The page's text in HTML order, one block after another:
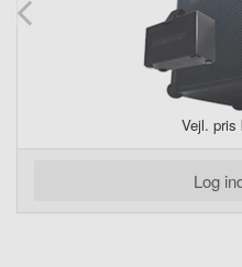
Vejl. pris
Log